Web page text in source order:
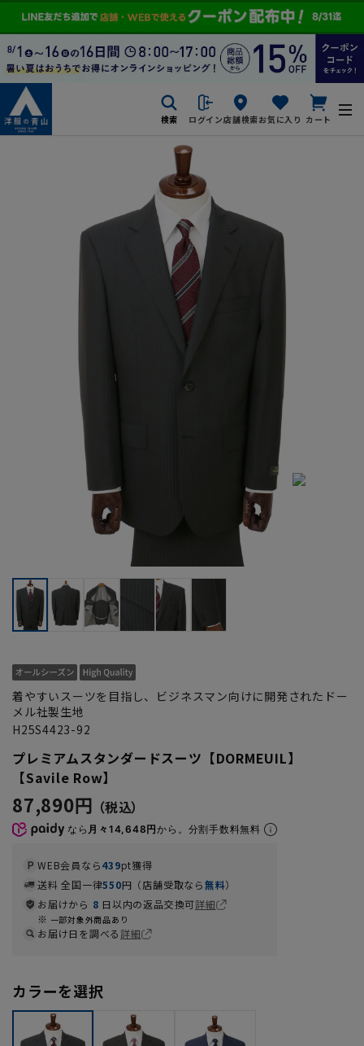
検索 ログイン店舗検索お気に入り カート
着やすいスーツを目指し、ビジネスマン向けに開発されたドー
メル社製生地
H25S4423-92
プレミアムスタンダードスーツ【DORMEUIL】
【Savile Row】
87,890円
なら 月々14,648円から。分割手数料無料
WEB会員なら439pt獲得
送料 全国一律550円（店舗受取なら無料）
お届けから 8 日以内の返品交換可詳細
一部対象外商品あり
お届け日を調べる詳細
カラーを選択